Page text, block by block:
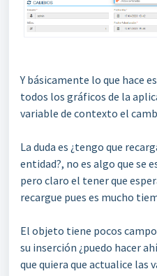
Y básicamente lo que hace
todos los gráficos de la
variable de contexto el
La duda es ¿tengo que
entidad?, no es algo que se
pero claro el tener que
recargue pues es mucho
El objeto tiene pocos
su inserción ¿puedo hacer
que quiera que actualice las